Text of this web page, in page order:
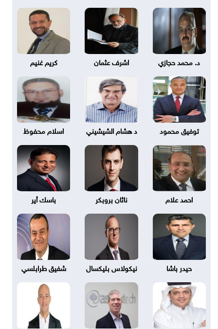
د. محمد حجازي اشرف عثمان كريم غنيم
توفيق محمود د هشام الشيشيني اسلام محفوظ
احمد علام ناثان بروبكر باسك أير
حيدر باشا نيكولاس بليكسال شفيق طرابلسي